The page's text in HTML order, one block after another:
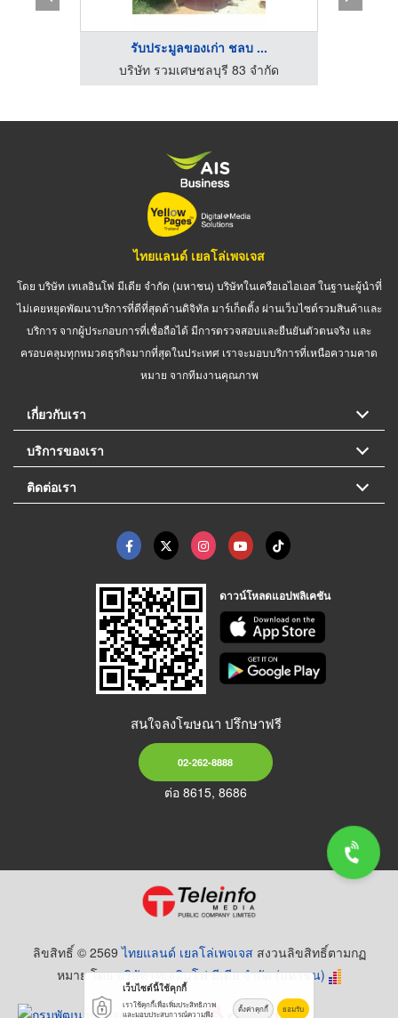
รับประมูลของเก่า ชลบ ...
บริษัท รวมเศษชลบุรี 83 จำกัด
ไทยแลนด์ เยลโล่เพจเจส
โดย บริษัท เทเลอินโฟ มีเดีย จำกัด (มหาชน) บริษัทในเครือเอไอเอส ในฐานะผู้นำที่
ไม่เคยหยุดพัฒนาบริการที่ดีที่สุดด้านดิจิทัล มาร์เก็ตติ้ง ผ่านเว็บไซต์รวมสินค้าและ
บริการ จากผู้ประกอบการที่เชื่อถือได้ มีการตรวจสอบและยืนยันตัวตนจริง และ
ครอบคลุมทุกหมวดธุรกิจมากที่สุดในประเทศ เราจะมอบบริการที่เหนือความคาด
หมาย จากทีมงานคุณภาพ
เกี่ยวกับเรา
บริการของเรา
ติดต่อเรา
ดาวน์โหลดแอปพลิเคชัน
สนใจลงโฆษณา ปรึกษาฟรี
02-262-8888
ต่อ 8615, 8686
ลิขสิทธิ์ © 2569ไทยแลนด์ เยลโล่เพจเจส สงวนลิขสิทธิ์ตามกฏ
หมาย โดยบริษัท เทเลอินโฟ มีเดีย จำกัด (มหาชน)
เว็บไซต์นี้ใช้คุกกี้
เราใช้คุกกี้เพื่อเพิ่มประสิทธิภาพ
และมอบประสบการณ์ความพึง
ตั้งค่าคุกกี้ ยอมรับ